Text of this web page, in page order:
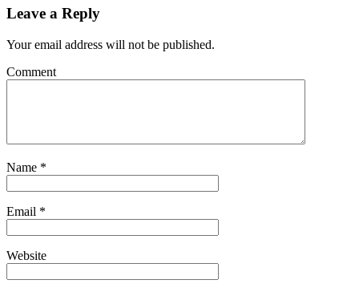
Leave a Reply
Your email address will not be published.
Comment
Name *
Email *
Website